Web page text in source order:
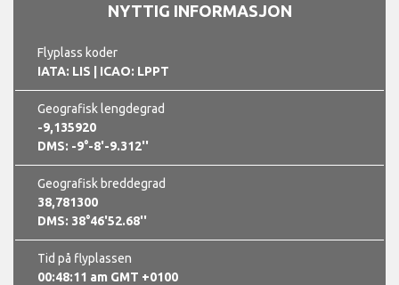
NYTTIG INFORMASJON
Flyplass koder
IATA: LIS
| ICAO: LPPT
Geografisk lengdegrad
-9,135920
DMS: -9°-8'-9.312''
Geografisk breddegrad
38,781300
DMS: 38°46'52.68''
Tid på flyplassen
00:48:12 am GMT +0100